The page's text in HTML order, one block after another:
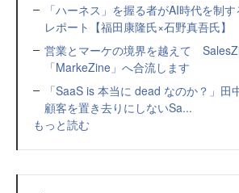
「ハーネス」を握る者がAI時代を制
レポート【福田康隆氏×石野真吾氏】
営業とマーケの境界を越えて
「MarkeZine」へ合流します
「SaaS is 本当に dead なのか？」田
顧客を置き去りにしないSa...
もっと読む